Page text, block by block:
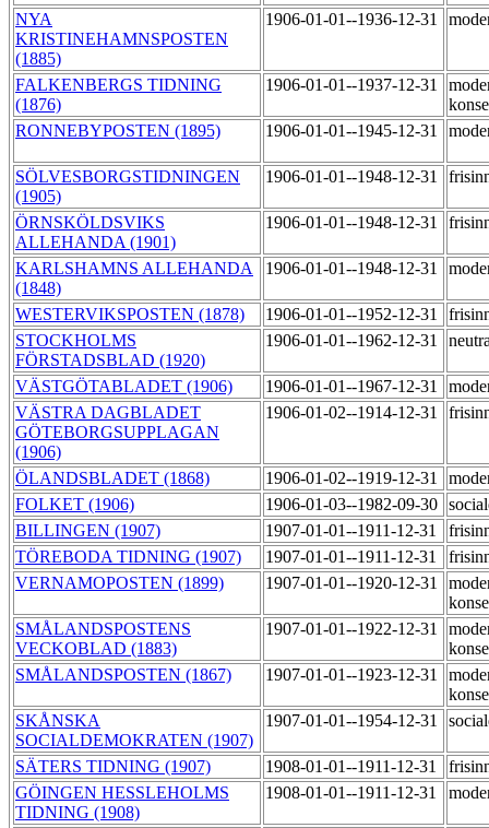
NYA
KRISTINEHAMNSPOSTEN
(1885)
1906-01-01--1936-12-31
FALKENBERGS TIDNING
(1876)
1906-01-01--1937-12-31
RONNEBYPOSTEN (1895)
1906-01-01--1945-12-31
SÖLVESBORGSTIDNINGEN
(1905)
1906-01-01--1948-12-31
ÖRNSKÖLDSVIKS
ALLEHANDA (1901)
1906-01-01--1948-12-31
KARLSHAMNS ALLEHANDA
(1848)
1906-01-01--1948-12-31
WESTERVIKSPOSTEN (1878) 1906-01-01--1952-12-31
STOCKHOLMS
FÖRSTADSBLAD (1920)
1906-01-01--1962-12-31
VÄSTGÖTABLADET (1906) 1906-01-01--1967-12-31
VÄSTRA DAGBLADET
GÖTEBORGSUPPLAGAN
(1906)
1906-01-02--1914-12-31
ÖLANDSBLADET (1868) 1906-01-02--1919-12-31
FOLKET (1906)
1906-01-03--1982-09-30
BILLINGEN (1907)
1907-01-01--1911-12-31
TÖREBODA TIDNING (1907)
1907-01-01--1911-12-31
VERNAMOPOSTEN (1899)
1907-01-01--1920-12-31
SMÅLANDSPOSTENS
VECKOBLAD (1883)
1907-01-01--1922-12-31
SMÅLANDSPOSTEN (1867)
1907-01-01--1923-12-31
SKÅNSKA
SOCIALDEMOKRATEN (1907)
1907-01-01--1954-12-31
SÄTERS TIDNING (1907) 1908-01-01--1911-12-31
GÖINGEN HESSLEHOLMS
TIDNING (1908)
1908-01-01--1911-12-31